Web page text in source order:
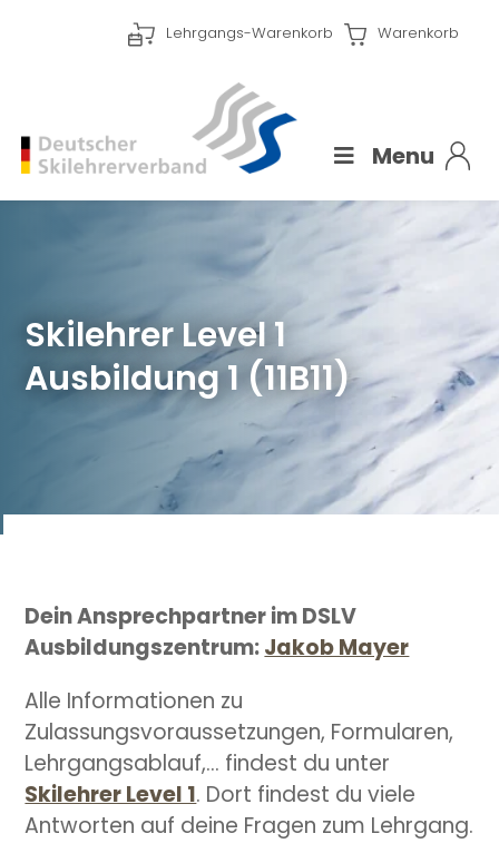
Lehrgangs-Warenkorb Warenkorb
Menu
Skilehrer Level 1
Ausbildung 1 (11B11)
Dein Ansprechpartner im DSLV
Ausbildungszentrum:Jakob Mayer
Alle Informationen zu
Zulassungsvoraussetzungen, Formularen,
Lehrgangsablauf,… findest du unter
Skilehrer Level 1. Dort findest du viele
Antworten auf deine Fragen zum Lehrgang.